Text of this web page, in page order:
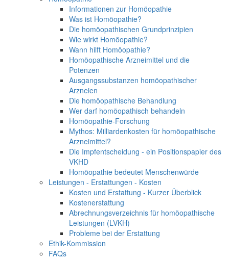
Informationen zur Homöopathie
Was ist Homöopathie?
Die homöopathischen Grundprinzipien
Wie wirkt Homöopathie?
Wann hilft Homöopathie?
Homöopathische Arzneimittel und die
Potenzen
Ausgangssubstanzen homöopathischer
Arzneien
Die homöopathische Behandlung
Wer darf homöopathisch behandeln
Homöopathie-Forschung
Mythos: Milliardenkosten für homöopathische
Arzneimittel?
Die Impfentscheidung - ein Positionspapier des
VKHD
Homöopathie bedeutet Menschenwürde
Leistungen - Erstattungen - Kosten
Kosten und Erstattung - Kurzer Überblick
Kostenerstattung
Abrechnungsverzeichnis für homöopathische
Leistungen (LVKH)
Probleme bei der Erstattung
Ethik-Kommission
FAQs